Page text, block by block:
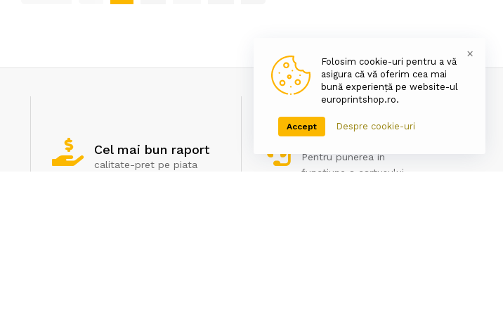
Cel mai bun raport
calitate-pret pe piata
Pentru punerea in
functiune a cartusului
Folosim cookie-uri pentru a vă
asigura că vă oferim cea mai
bună experiență pe website-ul
europrintshop.ro.
Accept Despre cookie-uri
×